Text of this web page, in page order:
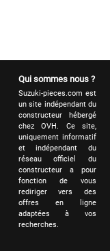
Qui sommes nous ?
Suzuki-pieces.com est
un site indépendant du
constructeur hébergé
chez OVH. Ce site,
uniquement informatif
et indépendant du
réseau officiel du
constructeur a pour
fonction de vous
rediriger vers des
offres en ligne
adaptées à vos
recherches.